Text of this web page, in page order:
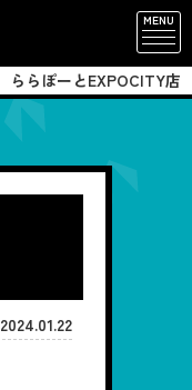
MENU
ららぽーとEXPOCITY店
2024.01.22